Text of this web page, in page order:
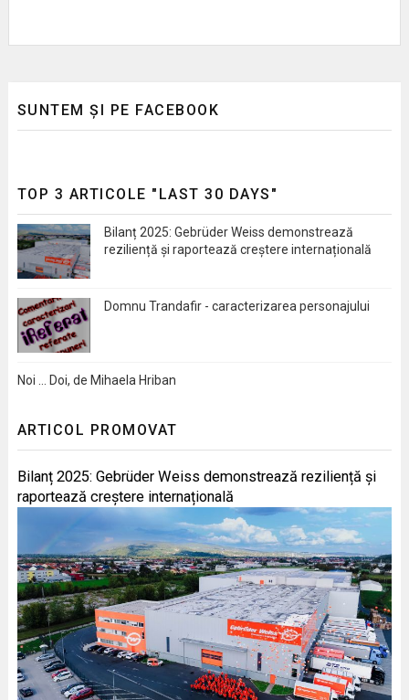
SUNTEM ȘI PE FACEBOOK
TOP 3 ARTICOLE "LAST 30 DAYS"
Bilanț 2025: Gebrüder Weiss demonstrează
reziliență și raportează creștere internațională
Domnu Trandafir - caracterizarea personajului
Noi … Doi, de Mihaela Hriban
ARTICOL PROMOVAT
Bilanț 2025: Gebrüder Weiss demonstrează reziliență și
raportează creștere internațională